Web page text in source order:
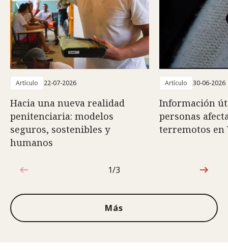
Artículo 22-07-2026
Hacia una nueva realidad
penitenciaria: modelos
seguros, sostenibles y
humanos
Artículo 30-06-2026
Información
personas
terremotos en
1de3
1/3
Más